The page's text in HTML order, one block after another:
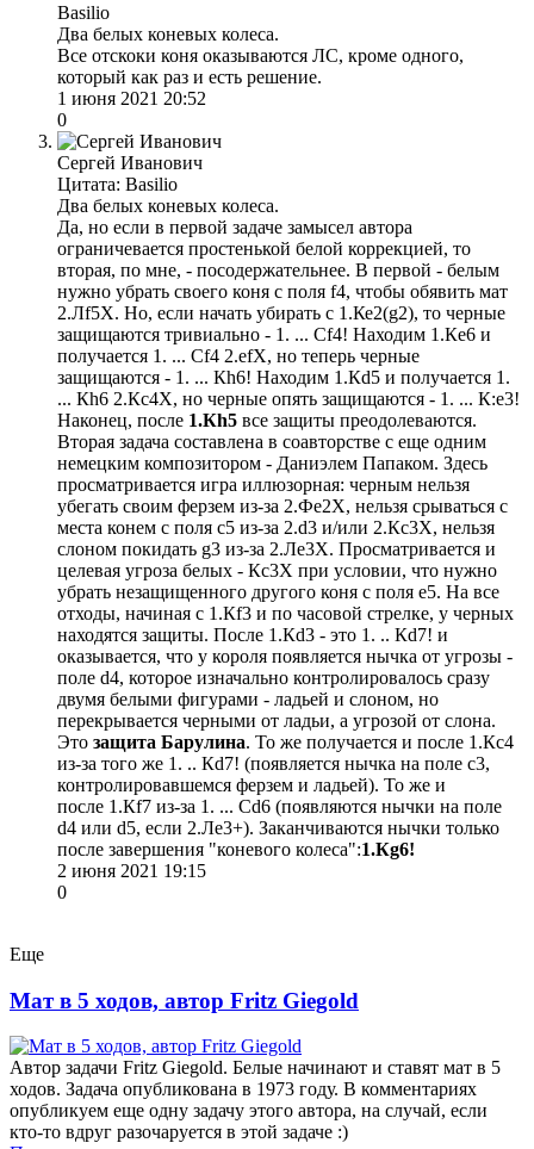
Basilio
Два белых коневых колеса.
Все отскоки коня оказываются ЛС, кроме одного,
который как раз и есть решение.
1 июня 2021 20:52
0
Сергей Иванович
Цитата: Basilio
Два белых коневых колеса.
Да, но если в первой задаче замысел автора
ограничевается простенькой белой коррекцией, то
вторая, по мне, - посодержательнее. В первой - белым
нужно убрать своего коня с поля f4, чтобы обявить мат
2.Лf5Х. Но, если начать убирать с 1.Ке2(g2), то черные
защищаются тривиально - 1. ... Сf4! Находим 1.Кe6 и
получается 1. ... Сf4 2.efХ, но теперь черные
защищаются - 1. ... Кh6! Находим 1.Кd5 и получается 1.
... Кh6 2.Кc4Х, но черные опять защищаются - 1. ... К:e3!
Наконец, после 1.Кh5 все защиты преодолеваются.
Вторая задача составлена в соавторстве с еще одним
немецким композитором - Даниэлем Папаком. Здесь
просматривается игра иллюзорная: черным нельзя
убегать своим ферзем из-за 2.Фe2Х, нельзя срываться с
места конем с поля с5 из-за 2.d3 и/или 2.Кс3Х, нельзя
слоном покидать g3 из-за 2.Лe3Х. Просматривается и
целевая угроза белых - Кс3Х при условии, что нужно
убрать незащищенного другого коня с поля е5. На все
отходы, начиная с 1.Кf3 и по часовой стрелке, у черных
находятся защиты. После 1.Кd3 - это 1. .. Кd7! и
оказывается, что у короля появляется нычка от угрозы -
поле d4, которое изначально контролировалось сразу
двумя белыми фигурами - ладьей и слоном, но
перекрывается черными от ладьи, а угрозой от слона.
Это защита Барулина. То же получается и после 1.Кc4
из-за того же 1. .. Кd7! (появляется нычка на поле с3,
контролировавшемся ферзем и ладьей). То же и
после 1.Кf7 из-за 1. ... Сd6 (появляются нычки на поле
d4 или d5, если 2.Ле3+). Заканчиваются нычки только
после завершения "коневого колеса":1.Кg6!
2 июня 2021 19:15
0
Еще
Мат в 5 ходов, автор Fritz Giegold
Автор задачи Fritz Giegold. Белые начинают и ставят мат в 5
ходов. Задача опубликована в 1973 году. В комментариях
опубликуем еще одну задачу этого автора, на случай, если
кто-то вдруг разочаруется в этой задаче :)